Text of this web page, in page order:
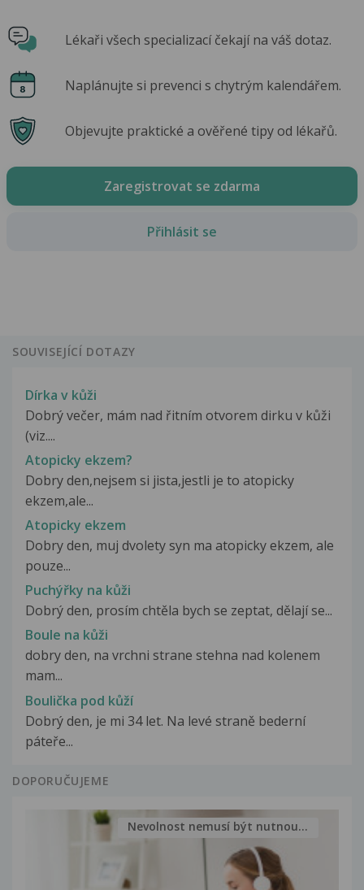
Lékaři všech specializací čekají na váš dotaz.
Naplánujte si prevenci s chytrým kalendářem.
Objevujte praktické a ověřené tipy od lékařů.
Zaregistrovat se zdarma
Přihlásit se
SOUVISEJÍCÍ DOTAZY
Dírka v kůži
Dobrý večer, mám nad řitním otvorem dirku v kůži
(viz....
Atopicky ekzem?
Dobry den,nejsem si jista,jestli je to atopicky
ekzem,ale...
Atopicky ekzem
Dobry den, muj dvolety syn ma atopicky ekzem, ale
pouze...
Puchýřky na kůži
Dobrý den, prosím chtěla bych se zeptat, dělají se...
Boule na kůži
dobry den, na vrchni strane stehna nad kolenem
mam...
Boulička pod kůží
Dobrý den, je mi 34 let. Na levé straně bederní
páteře...
DOPORUČUJEME
Nevolnost nemusí být nutnou...